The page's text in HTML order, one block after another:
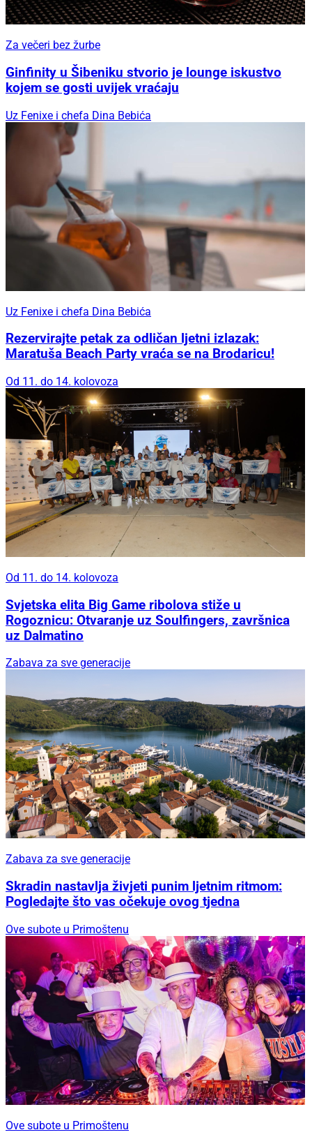
Za večeri bez žurbe
Ginfinity u Šibeniku stvorio je lounge iskustvo
kojem se gosti uvijek vraćaju
Uz Fenixe i chefa Dina Bebića
Uz Fenixe i chefa Dina Bebića
Rezervirajte petak za odličan ljetni izlazak:
Maratuša Beach Party vraća se na Brodaricu!
Od 11. do 14. kolovoza
Od 11. do 14. kolovoza
Svjetska elita Big Game ribolova stiže u
Rogoznicu: Otvaranje uz Soulfingers, završnica
uz Dalmatino
Zabava za sve generacije
Zabava za sve generacije
Skradin nastavlja živjeti punim ljetnim ritmom:
Pogledajte što vas očekuje ovog tjedna
Ove subote u Primoštenu
Ove subote u Primoštenu